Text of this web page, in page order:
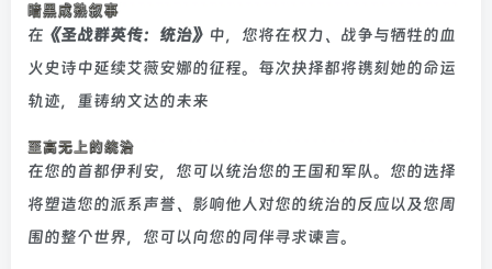
在 《圣战群英传：统治》 中，您将在权力、战争与牺牲的血
火史诗中延续艾薇安娜的征程。每次抉择都将镌刻她的命运
轨迹，重铸纳文达的未来
在您的首都伊利安，您可以统治您的王国和军队。您的选择
将塑造您的派系声誉、影响他人对您的统治的反应以及您周
围的整个世界，您可以向您的同伴寻求谏言。